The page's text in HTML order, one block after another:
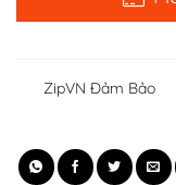
ZipVN Đảm Bảo